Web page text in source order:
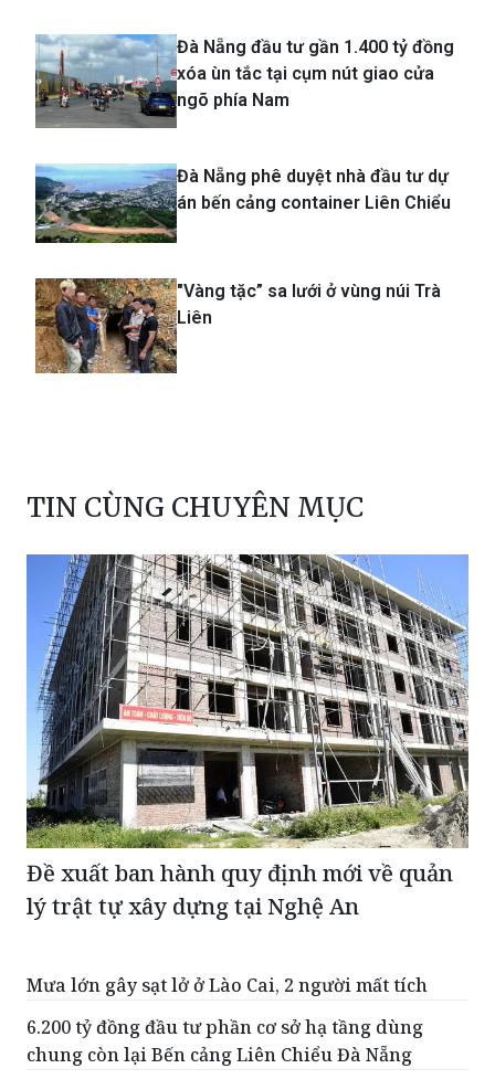
Đà Nẵng đầu tư gần 1.400 tỷ đồng
xóa ùn tắc tại cụm nút giao cửa
ngõ phía Nam
Đà Nẵng phê duyệt nhà đầu tư dự
án bến cảng container Liên Chiểu
"Vàng tặc” sa lưới ở vùng núi Trà
Liên
TIN CÙNG CHUYÊN MỤC
Đề xuất ban hành quy định mới về quản
lý trật tự xây dựng tại Nghệ An
Mưa lớn gây sạt lở ở Lào Cai, 2 người mất tích
6.200 tỷ đồng đầu tư phần cơ sở hạ tầng dùng
chung còn lại Bến cảng Liên Chiểu Đà Nẵng